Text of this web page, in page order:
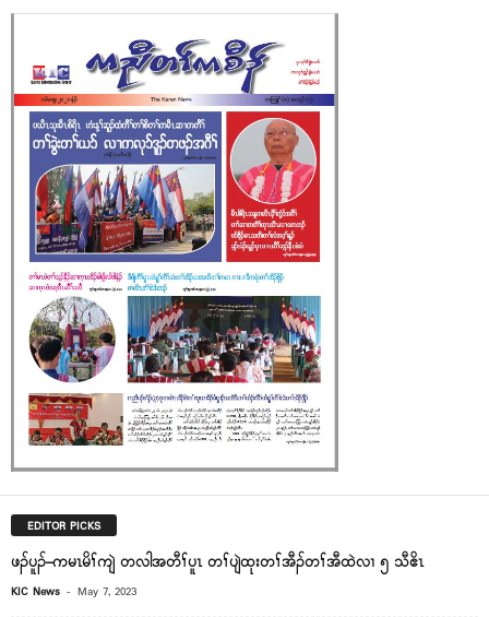
EDITOR PICKS
ဖၣ်ပူၣ်–ကမၤမိၢ်ကျဲ တလါအတီၢ်ပူၤ တၢ်ပျဲထုးတၢ်အီၣ်တၢ်အီထဲလၢ ၅ သီဧိၤ
KIC News - May 7, 2023